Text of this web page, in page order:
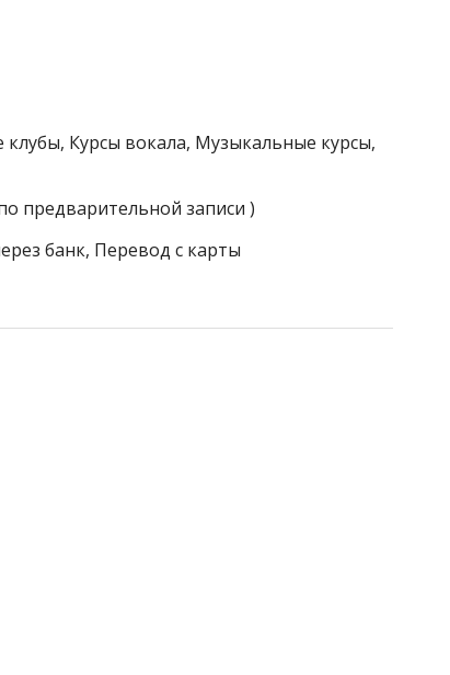
Курсы вокала, Музыкальные курсы,
предварительной записи )
банк, Перевод с карты